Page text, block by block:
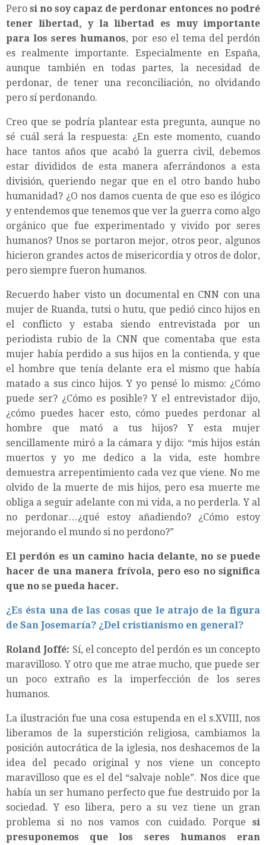
Pero si no soy capaz de perdonar entonces no podré
tener libertad, y la libertad es muy importante
para los seres humanos, por eso el tema del perdón
es realmente importante. Especialmente en España,
aunque también en todas partes, la necesidad de
perdonar, de tener una reconciliación, no olvidando
pero sí perdonando.
Creo que se podría plantear esta pregunta, aunque no
sé cuál será la respuesta: ¿En este momento, cuando
hace tantos años que acabó la guerra civil, debemos
estar divididos de esta manera aferrándonos a esta
división, queriendo negar que en el otro bando hubo
humanidad? ¿O nos damos cuenta de que eso es ilógico
y entendemos que tenemos que ver la guerra como algo
orgánico que fue experimentado y vivido por seres
humanos? Unos se portaron mejor, otros peor, algunos
hicieron grandes actos de misericordia y otros de dolor,
pero siempre fueron humanos.
Recuerdo haber visto un documental en CNN con una
mujer de Ruanda, tutsi o hutu, que pedió cinco hijos en
el conflicto y estaba siendo entrevistada por un
periodista rubio de la CNN que comentaba que esta
mujer había perdido a sus hijos en la contienda, y que
el hombre que tenía delante era el mismo que había
matado a sus cinco hijos. Y yo pensé lo mismo: ¿Cómo
puede ser? ¿Cómo es posible? Y el entrevistador dijo,
¿cómo puedes hacer esto, cómo puedes perdonar al
hombre que mató a tus hijos? Y esta mujer
sencillamente miró a la cámara y dijo: “mis hijos están
muertos y yo me dedico a la vida, este hombre
demuestra arrepentimiento cada vez que viene. No me
olvido de la muerte de mis hijos, pero esa muerte me
obliga a seguir adelante con mi vida, a no perderla. Y al
no perdonar…¿qué estoy añadiendo? ¿Cómo estoy
mejorando el mundo si no perdono?”
El perdón es un camino hacia delante, no se puede
hacer de una manera frívola, pero eso no significa
que no se pueda hacer.
¿Es ésta una de las cosas que le atrajo de la figura
de San Josemaría? ¿Del cristianismo en general?
Roland Joffé: Sí, el concepto del perdón es un concepto
maravilloso. Y otro que me atrae mucho, que puede ser
un poco extraño es la imperfección de los seres
humanos.
La ilustración fue una cosa estupenda en el s.XVIII, nos
liberamos de la superstición religiosa, cambiamos la
posición autocrática de la iglesia, nos deshacemos de la
idea del pecado original y nos viene un concepto
maravilloso que es el del “salvaje noble”. Nos dice que
había un ser humano perfecto que fue destruido por la
sociedad. Y eso libera, pero a su vez tiene un gran
problema si no nos vamos con cuidado. Porque si
presuponemos que los seres humanos eran